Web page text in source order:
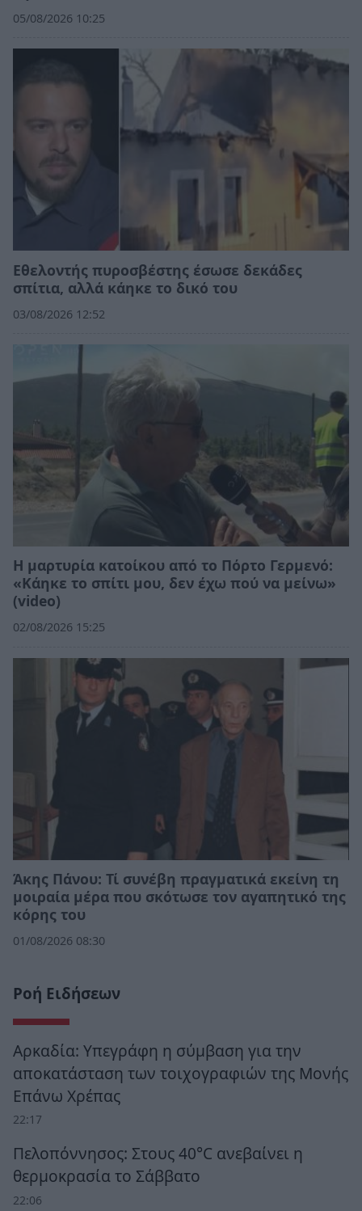
05/08/2026 10:25
Εθελοντής πυροσβέστης έσωσε δεκάδες
σπίτια, αλλά κάηκε το δικό του
03/08/2026 12:52
Η μαρτυρία κατοίκου από το Πόρτο Γερμενό:
«Κάηκε το σπίτι μου, δεν έχω πού να μείνω»
(video)
02/08/2026 15:25
Άκης Πάνου: Τί συνέβη πραγματικά εκείνη τη
μοιραία μέρα που σκότωσε τον αγαπητικό της
κόρης του
01/08/2026 08:30
Ροή Ειδήσεων
Αρκαδία: Υπεγράφη η σύμβαση για την
αποκατάσταση των τοιχογραφιών της Μονής
Επάνω Χρέπας
22:17
Πελοπόννησος: Στους 40°C ανεβαίνει η
θερμοκρασία το Σάββατο
22:06